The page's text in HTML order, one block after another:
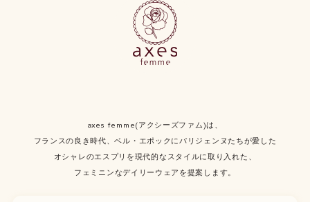
axes femme(アクシーズファム)は、
フランスの良き時代、ベル・エポックにパリジェンヌたちが愛した
オシャレのエスプリを現代的なスタイルに取り入れた、
フェミニンなデイリーウェアを提案します。